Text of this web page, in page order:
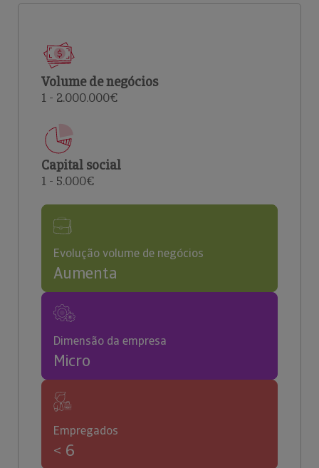
Volume de negócios
1 - 2.000.000€
Capital social
1 - 5.000€
Evolução volume de negócios
Aumenta
Dimensão da empresa
Micro
Empregados
< 6